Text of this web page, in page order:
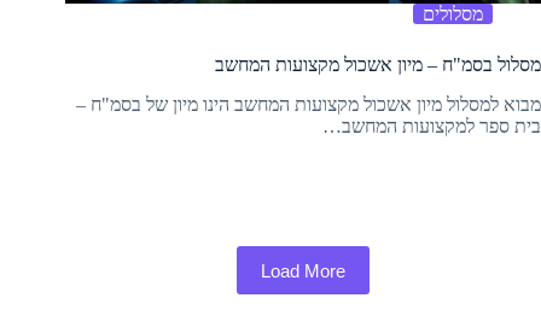
מסלולים
מסלול בסמ"ח – מיון אשכול מקצועות המחשב
מבוא למסלול מיון אשכול מקצועות המחשב הינו מיון של בסמ"ח –
בית ספר למקצועות המחשב…
Load More